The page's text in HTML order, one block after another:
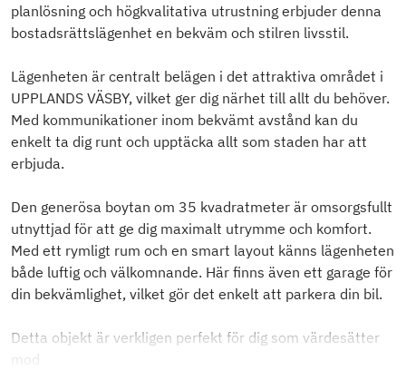
planlösning och högkvalitativa utrustning erbjuder denna
bostadsrättslägenhet en bekväm och stilren livsstil.
Lägenheten är centralt belägen i det attraktiva området i
UPPLANDS VÄSBY, vilket ger dig närhet till allt du behöver.
Med kommunikationer inom bekvämt avstånd kan du
enkelt ta dig runt och upptäcka allt som staden har att
erbjuda.
Den generösa boytan om 35 kvadratmeter är omsorgsfullt
utnyttjad för att ge dig maximalt utrymme och komfort.
Med ett rymligt rum och en smart layout känns lägenheten
både luftig och välkomnande. Här finns även ett garage för
din bekvämlighet, vilket gör det enkelt att parkera din bil.
Detta objekt är verkligen perfekt för dig som värdesätter
mod